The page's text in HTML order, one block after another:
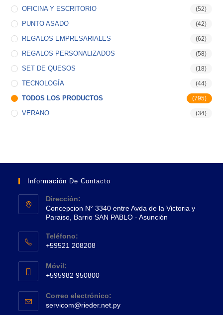
OFICINA Y ESCRITORIO (52)
PUNTO ASADO (42)
REGALOS EMPRESARIALES (62)
REGALOS PERSONALIZADOS (58)
SET DE QUESOS (18)
TECNOLOGÍA (44)
TODOS LOS PRODUCTOS (795)
VERANO (34)
Información De Contacto
Dirección:
Concepcion N° 3340 entre Avda de la Victoria y
Paraiso, Barrio SAN PABLO - Asunción
abre
una
nueva
Teléfono:
+59521 208208
abre
en
tu
aplicación
Móvil:
+595982 950800
abre
en
Correo electrónico:
servicom@rieder.net.pySe